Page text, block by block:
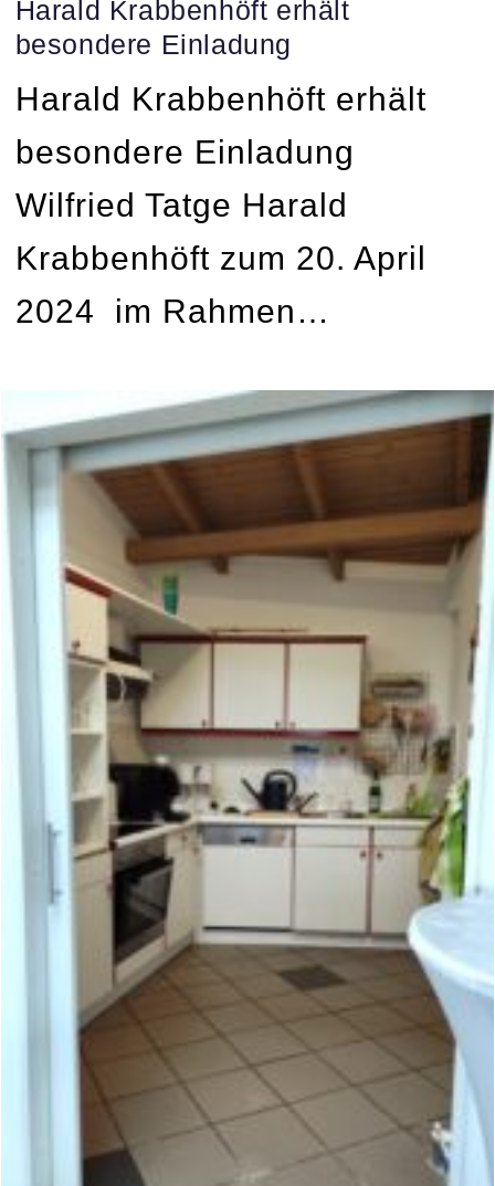
Harald Krabbenhöft erhält
besondere Einladung
Harald Krabbenhöft erhält
besondere Einladung
Wilfried Tatge Harald
Krabbenhöft zum 20. April
2024 im Rahmen…